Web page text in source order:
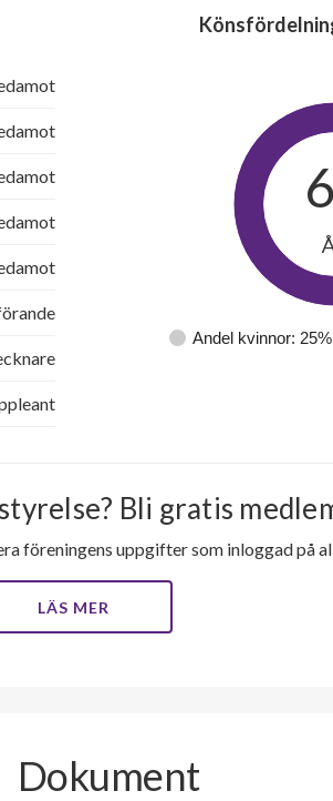
Andel kvinnor: 25%
Bli gratis
föreningens uppgifter som inloggad på
LÄS MER
Dokument